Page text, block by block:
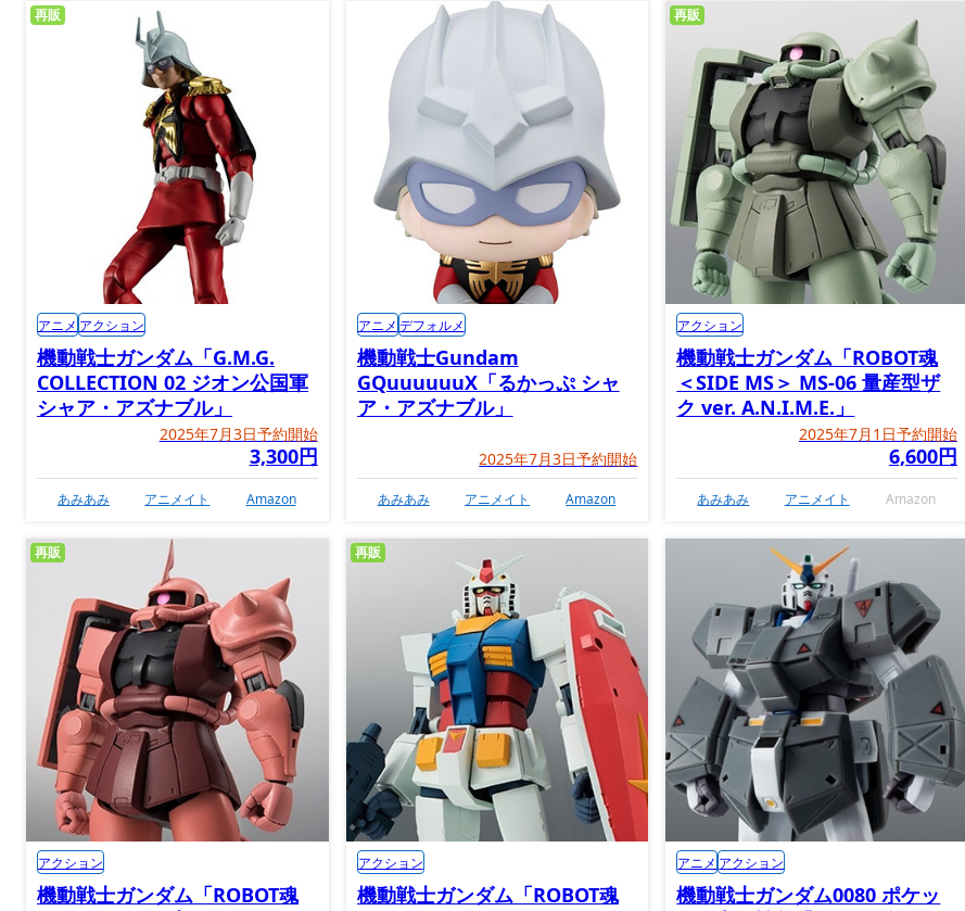
機動戦士ガンダム「G.M.G.
COLLECTION 02 ジオン公国軍
シャア・アズナブル」
2025年7月3日予約開始
3,300円
再販
アニメ アクション
あみあみ アニメイト Amazon
機動戦士Gundam
GQuuuuuuX「るかっぷ シャ
ア・アズナブル」
2025年7月3日予約開始
アニメ デフォルメ
あみあみ アニメイト Amazon
機動戦士ガンダム「ROBOT魂
＜SIDE MS＞ MS-06 量産型ザ
ク ver. A.N.I.M.E.」
2025年7月1日予約開始
6,600円
再販
アクション
あみあみ アニメイト Amazon
機動戦士ガンダム「ROBOT魂
再販
アクション
機動戦士ガンダム「ROBOT魂
再販
アクション
機動戦士ガンダム0080 ポケッ
アニメ アクション